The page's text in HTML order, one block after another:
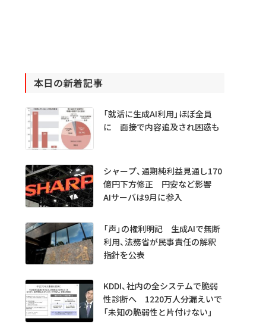
本日の新着記事
「就活に生成AI利用」ほぼ全員
に 面接で内容追及され困惑も
シャープ、通期純利益見通し170
億円下方修正 円安など影響
AIサーバは9月に参入
「声」の権利明記 生成AIで無断
利用、法務省が民事責任の解釈
指針を公表
KDDI、社内の全システムで脆弱
性診断へ 1220万人分漏えいで
「未知の脆弱性と片付けない」